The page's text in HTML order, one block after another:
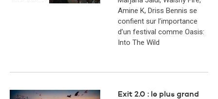
Amine K, Driss Bennis se
confient sur l’importance
d’un festival comme Oasis:
Into The Wild
​Exit 2.0 : le plus grand